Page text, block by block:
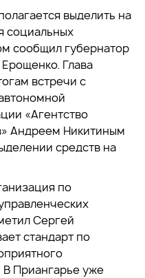
выделить на
социальных
сообщил губернатор
Глава
встречи с
«Агентство
Андреем Никитиным
средств на
по
Сергей
стандарт по
В Приангарье уже